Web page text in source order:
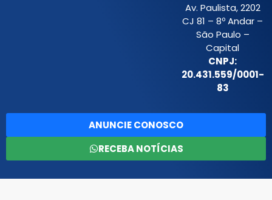
Av. Paulista, 2202
CJ 81 – 8º Andar –
São Paulo –
Capital
CNPJ:
20.431.559/0001-
83
ANUNCIE CONOSCO
RECEBA NOTÍCIAS